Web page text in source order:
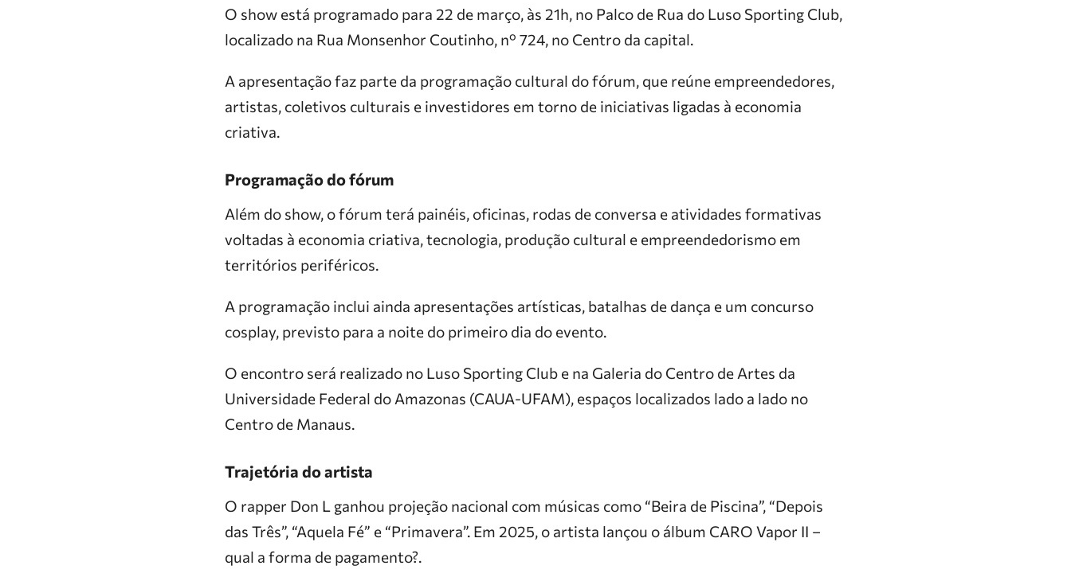
O show está programado para 22 de março, às 21h, no Palco de Rua do Luso Sporting Club,
localizado na Rua Monsenhor Coutinho, nº 724, no Centro da capital.
A apresentação faz parte da programação cultural do fórum, que reúne empreendedores,
artistas, coletivos culturais e investidores em torno de iniciativas ligadas à economia
criativa.
Programação do fórum
Além do show, o fórum terá painéis, oficinas, rodas de conversa e atividades formativas
voltadas à economia criativa, tecnologia, produção cultural e empreendedorismo em
territórios periféricos.
A programação inclui ainda apresentações artísticas, batalhas de dança e um concurso
cosplay, previsto para a noite do primeiro dia do evento.
O encontro será realizado no Luso Sporting Club e na Galeria do Centro de Artes da
Universidade Federal do Amazonas (CAUA-UFAM), espaços localizados lado a lado no
Centro de Manaus.
Trajetória do artista
O rapper Don L ganhou projeção nacional com músicas como “Beira de Piscina”, “Depois
das Três”, “Aquela Fé” e “Primavera”. Em 2025, o artista lançou o álbum CARO Vapor II –
qual a forma de pagamento?.